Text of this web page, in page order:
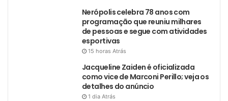
Nerópolis celebra 78 anos com
programação que reuniu milhares
de pessoas e segue com atividades
esportivas
15 horas Atrás
Jacqueline Zaiden é oficializada
como vice de Marconi Perillo; veja os
detalhes do anúncio
1 dia Atrás